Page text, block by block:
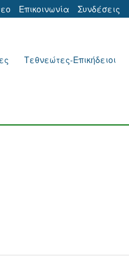
Επικοινωνία Συνδέσεις
Τεθνεώτες-Επικήδειοι